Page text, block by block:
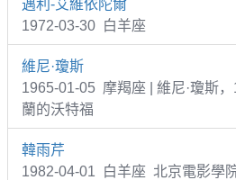
邁利-艾維依陀爾
1972-03-30 白羊座
維尼·瓊斯
1965-01-05 摩羯座 | 維尼·瓊斯
蘭的沃特福
韓雨芹
1982-04-01 白羊座 北京電影學